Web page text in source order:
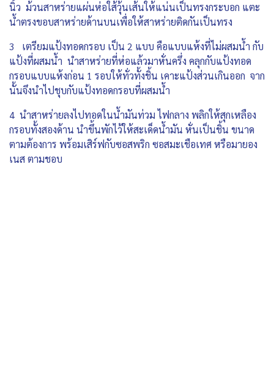
นิ้ว ม้วนสาหร่ายแผ่นห่อใส้วุ้นเส้นให้แน่นเป็นทรงกระบอก แตะ
น้ำตรงขอบสาหร่ายด้านบนเพื่อให้สาหร่ายติดกันเป็นทรง
3 เตรียมแป้งทอดกรอบ เป็น 2 แบบ คือแบบแห้งที่ไม่ผสมน้ำ กับ
แป้งที่ผสมน้ำ นำสาหร่ายที่ห่อแล้วมาหั่นครึ่ง คลุกกับแป้งทอด
กรอบแบบแห้งก่อน 1 รอบให้ทั่วทั้งชิ้น เคาะแป้งส่วนเกินออก จาก
นั้นจึงนำไปชุบกับแป้งทอดกรอบที่ผสมน้ำ
4 นำสาหร่ายลงไปทอดในน้ำมันท่วม ไฟกลาง พลิกให้สุกเหลือง
กรอบทั้งสองด้าน นำขึ้นพักไว้ให้สะเด็ดน้ำมัน หั่นเป็นชิ้น ขนาด
ตามต้องการ พร้อมเสิร์ฟกับซอสพริก ซอสมะเชือเทศ หรือมายอง
เนส ตามชอบ